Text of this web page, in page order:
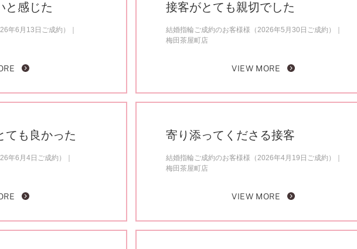
と感じた
年6月13日ご成約）
接客がとても親切でした
結婚指輪ご成約のお客様様（2026年5月30日ご成約）
梅田茶屋町店
VIEW MORE
ても良かった
年6月4日ご成約）
寄り添ってくださる接客
結婚指輪ご成約のお客様様（2026年4月19日ご成約）
梅田茶屋町店
VIEW MORE